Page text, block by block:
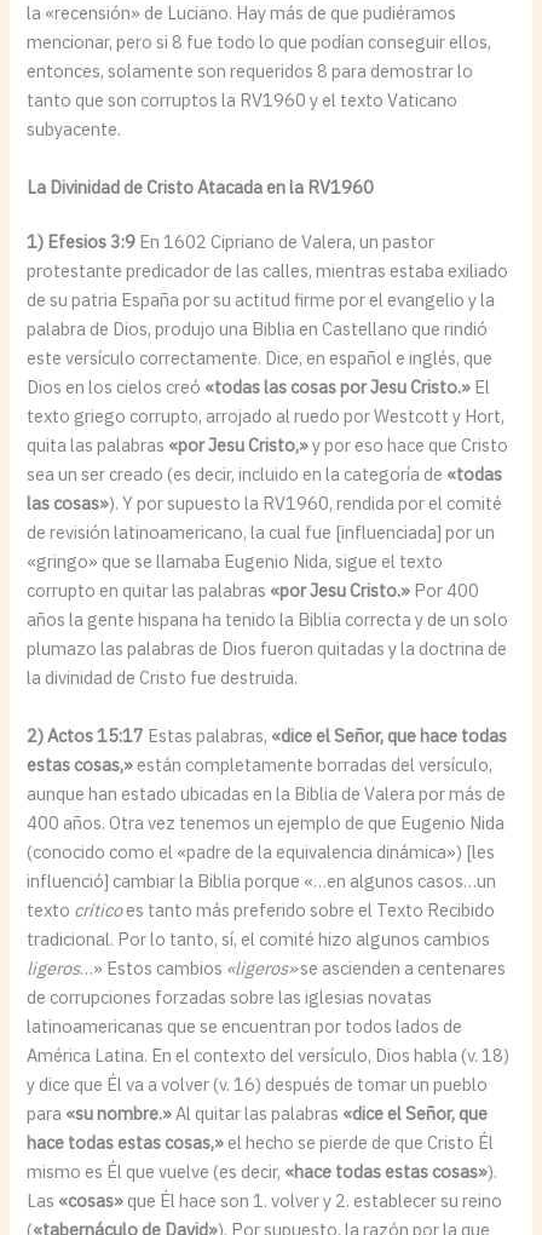
la «recensión» de Luciano. Hay más de que pudiéramos
mencionar, pero si 8 fue todo lo que podían conseguir ellos,
entonces, solamente son requeridos 8 para demostrar lo
tanto que son corruptos la RV1960 y el texto Vaticano
subyacente.
La Divinidad de Cristo Atacada en la RV1960
1) Efesios 3:9 En 1602 Cipriano de Valera, un pastor
protestante predicador de las calles, mientras estaba exiliado
de su patria España por su actitud firme por el evangelio y la
palabra de Dios, produjo una Biblia en Castellano que rindió
este versículo correctamente. Dice, en español e inglés, que
Dios en los cielos creó «todas las cosas por Jesu Cristo.» El
texto griego corrupto, arrojado al ruedo por Westcott y Hort,
quita las palabras «por Jesu Cristo,»y por eso hace que Cristo
sea un ser creado (es decir, incluido en la categoría de «todas
las cosas»). Y por supuesto la RV1960, rendida por el comité
de revisión latinoamericano, la cual fue [influenciada] por un
«gringo» que se llamaba Eugenio Nida, sigue el texto
corrupto en quitar las palabras «por Jesu Cristo.» Por 400
años la gente hispana ha tenido la Biblia correcta y de un solo
plumazo las palabras de Dios fueron quitadas y la doctrina de
la divinidad de Cristo fue destruida.
2) Actos 15:17 Estas palabras, «dice el Señor, que hace todas
estas cosas,» están completamente borradas del versículo,
aunque han estado ubicadas en la Biblia de Valera por más de
400 años. Otra vez tenemos un ejemplo de que Eugenio Nida
(conocido como el «padre de la equivalencia dinámica») [les
influenció] cambiar la Biblia porque «…en algunos casos…un
texto críticoes tanto más preferido sobre el Texto Recibido
tradicional. Por lo tanto, sí, el comité hizo algunos cambios
ligeros…» Estos cambios «ligeros»se ascienden a centenares
de corrupciones forzadas sobre las iglesias novatas
latinoamericanas que se encuentran por todos lados de
América Latina. En el contexto del versículo, Dios habla (v. 18)
y dice que Él va a volver (v. 16) después de tomar un pueblo
para «su nombre.»Al quitar las palabras «dice el Señor, que
hace todas estas cosas,» el hecho se pierde de que Cristo Él
mismo es Él que vuelve (es decir, «hace todas estas cosas»).
Las «cosas» que Él hace son 1. volver y 2. establecer su reino
(«tabernáculo de David»). Por supuesto, la razón por la que